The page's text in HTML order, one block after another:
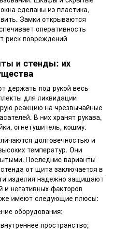
сделаны из пластика,
Замки открываются
оперативность
риск повреждений
и стенды: их
держать под рукой весь
для ликвидации
реакцию на чрезвычайные
В них хранят рукава,
огнетушитель, кошму.
долговечностью и
температур. Они
Последние варианты
от щита заключается в
изделия надежно защищают
негативных факторов
имеют следующие плюсы:
оборудования;
пространство;